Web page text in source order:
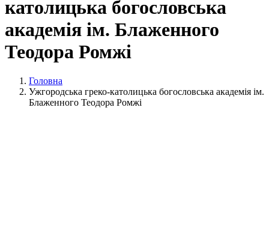
католицька богословська
академія ім. Блаженного
Теодора Ромжі
Головна
Ужгородська греко-католицька богословська академія ім.
Блаженного Теодора Ромжі